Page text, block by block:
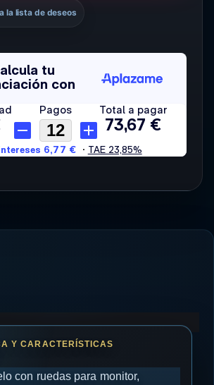
la lista de deseos
con ruedas para monitor,